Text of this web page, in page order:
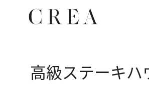
高級ステーキハ